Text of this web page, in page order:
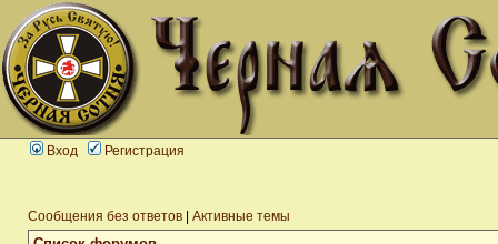
Вход Регистрация
Сообщения без ответов Активные темы